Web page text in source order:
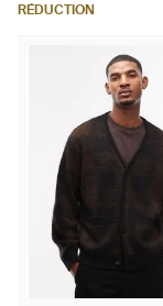
RÉDUCTION